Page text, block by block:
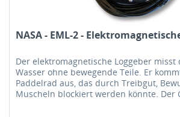
NASA - EML-2 -
Der elektromagnetische Loggeber misst
Wasser ohne bewegende Teile. Er
Paddelrad aus, das durch Treibgut,
Muscheln blockiert werden könnte. Der